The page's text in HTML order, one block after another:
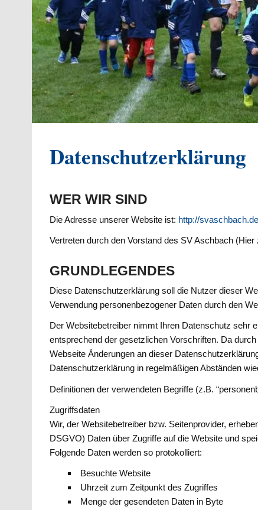
Datenschutzerklärung
WER WIR SIND
Die Adresse unserer Website ist: http://svaschbach.de
Vertreten durch den Vorstand des SV Aschbach
GRUNDLEGENDES
Diese Datenschutzerklärung soll die Nutzer dieser
Verwendung personenbezogener Daten durch den
Der Websitebetreiber nimmt Ihren Datenschutz sehr
entsprechend der gesetzlichen Vorschriften. Da
Webseite Änderungen an dieser
Datenschutzerklärung in regelmäßigen Abständen
Definitionen der verwendeten Begriffe (z.B.
Zugriffsdaten
Wir, der Websitebetreiber bzw. Seitenprovider,
DSGVO) Daten über Zugriffe auf die Website und
Folgende Daten werden so protokolliert:
Besuchte Website
Uhrzeit zum Zeitpunkt des Zugriffes
Menge der gesendeten Daten in Byte